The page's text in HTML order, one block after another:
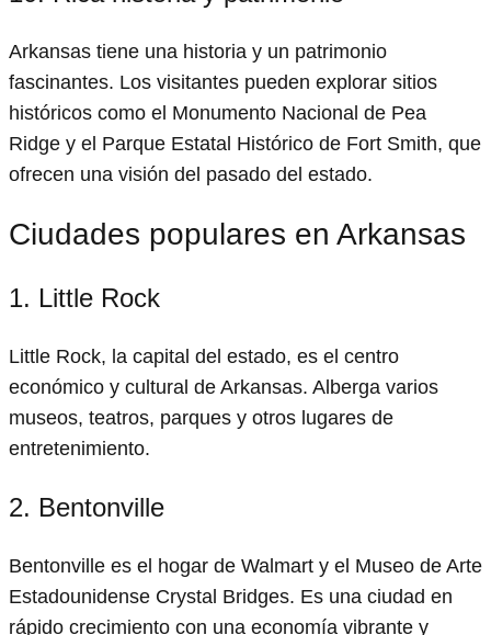
Arkansas tiene una historia y un patrimonio
fascinantes. Los visitantes pueden explorar sitios
históricos como el Monumento Nacional de Pea
Ridge y el Parque Estatal Histórico de Fort Smith, que
ofrecen una visión del pasado del estado.
Ciudades populares en Arkansas
1. Little Rock
Little Rock, la capital del estado, es el centro
económico y cultural de Arkansas. Alberga varios
museos, teatros, parques y otros lugares de
entretenimiento.
2. Bentonville
Bentonville es el hogar de Walmart y el Museo de Arte
Estadounidense Crystal Bridges. Es una ciudad en
rápido crecimiento con una economía vibrante y